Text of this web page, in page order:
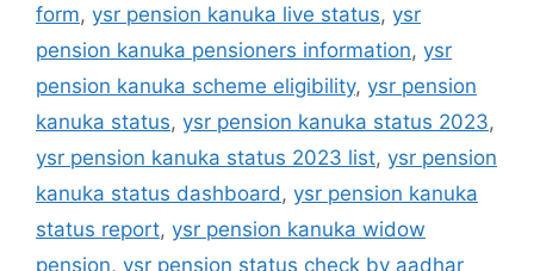
form, ysr pension kanuka live status, ysr
pension kanuka pensioners information, ysr
pension kanuka scheme eligibility, ysr pension
kanuka status, ysr pension kanuka status 2023,
ysr pension kanuka status 2023 list, ysr pension
kanuka status dashboard , ysr pension kanuka
status report, ysr pension kanuka widow
pension, ysr pension status check by aadhar